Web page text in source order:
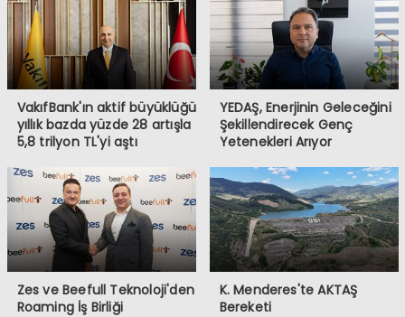
VakıfBank'ın aktif büyüklüğü
yıllık bazda yüzde 28 artışla
5,8 trilyon TL'yi aştı
YEDAŞ, Enerjinin Geleceğini
Şekillendirecek Genç
Yetenekleri Arıyor
Zes ve Beefull Teknoloji'den
Roaming İş Birliği
K. Menderes'te AKTAŞ
Bereketi